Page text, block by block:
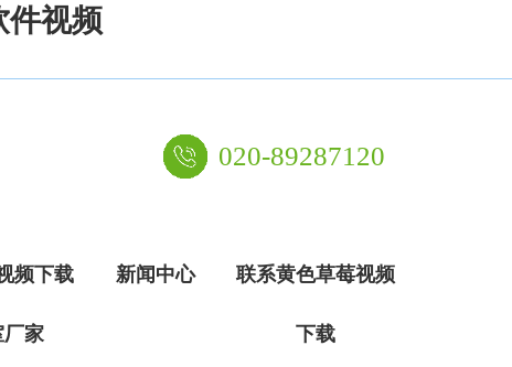
件视频
020-89287120
频下载
厂家
新闻中心 联系黄色草莓视频
下载